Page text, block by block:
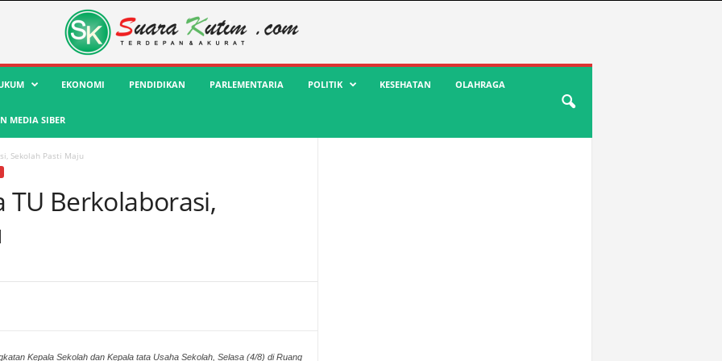
EKONOMI PENDIDIKAN PARLEMENTARIA POLITIK KESEHATAN OLAHRAGA
MEDIA SIBER
Sekolah Pasti Maju
TU Berkolaborasi,
Kepala Sekolah dan Kepala tata Usaha Sekolah, Selasa (4/8) di Ruang